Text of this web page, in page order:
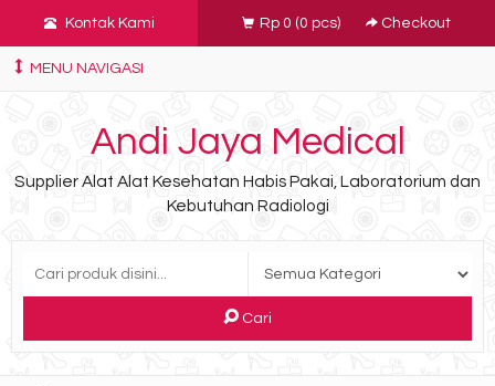
Kontak Kami Rp 0 (0 pcs) Checkout
MENU NAVIGASI
Andi Jaya Medical
Supplier Alat Alat Kesehatan Habis Pakai, Laboratorium dan
Kebutuhan Radiologi
Cari